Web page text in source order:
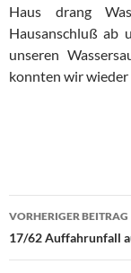
Haus drang
Hausanschluß ab
unseren
konnten wir wieder
VORHERIGER BEITRAG
17/62 Auffahrunfall